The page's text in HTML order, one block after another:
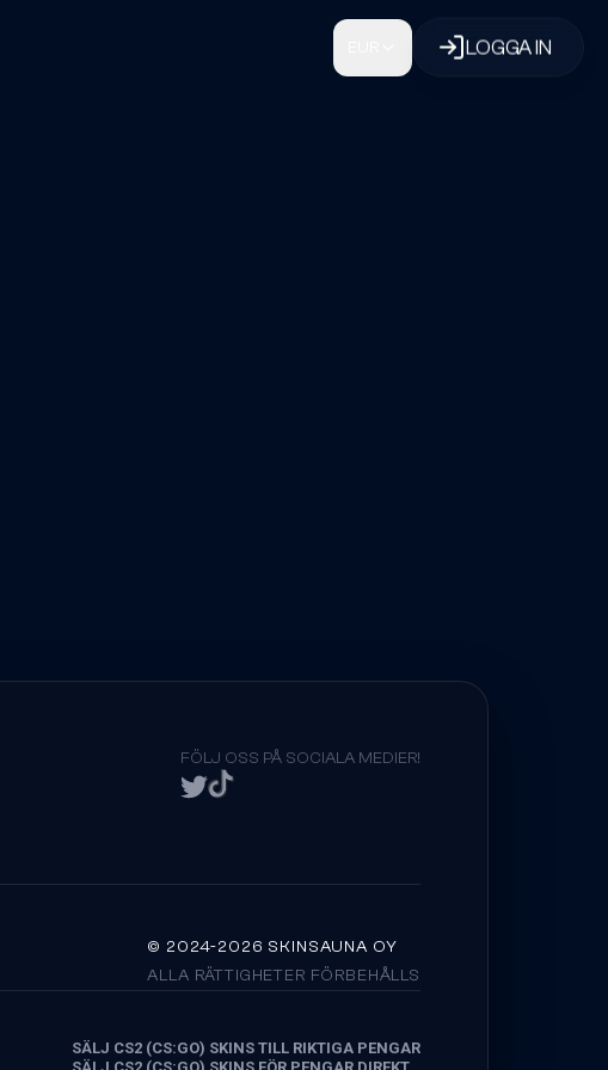
LOGGA IN
FÖLJ OSS PÅ SOCIALA MEDIER!
© 2024-2026 SKINSAUNA OY
ALLA RÄTTIGHETER FÖRBEHÅLLS
SÄLJ CS2 (CS:GO) SKINS TILL RIKTIGA PENGAR